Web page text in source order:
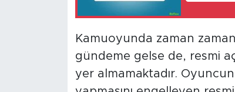
Kamuoyunda zaman zaman
gündeme gelse de, resmi
yer almamaktadır.